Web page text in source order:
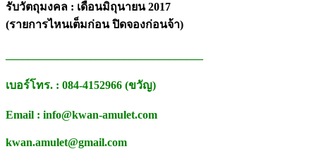
รับวัตถุมงคล : เดือนมิถุนายน 2017
(รายการไหนเต็มก่อน ปิดจองก่อนจ้า)
เบอร์โทร. : 084-4152966 (ขวัญ)
Email : info@kwan-amulet.com
kwan.amulet@gmail.com